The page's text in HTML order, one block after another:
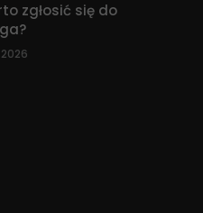
zgłosić się do